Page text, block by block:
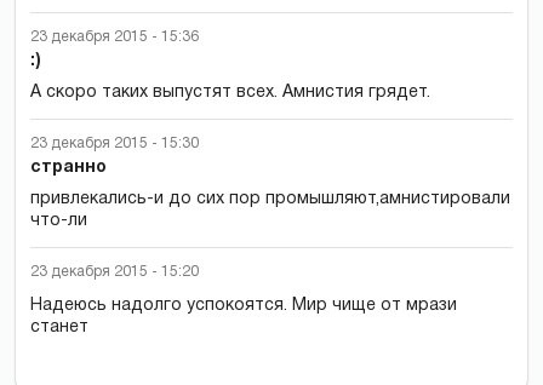
23 декабря 2015 - 15:36
:)
А скоро таких выпустят всех. Амнистия грядет.
23 декабря 2015 - 15:30
странно
привлекались-и до сих пор промышляют,амнистировали
что-ли
23 декабря 2015 - 15:20
Надеюсь надолго успокоятся. Мир чище от мрази
станет